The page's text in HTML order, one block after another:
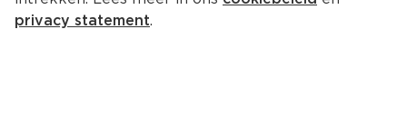
vlekkenborstel
privacy statement.